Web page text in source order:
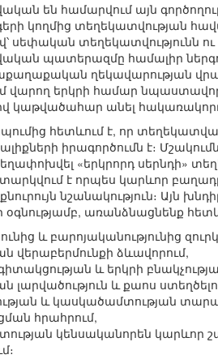
են համարվում այն
կողմից տեղեկատվության
սեփական տեղեկատվությունն
պատերազմը համալիր
ղեկավարության
երկրի համար նպաստավոր
կաթվածահար անել
հետևում է, որ
իրագործումն է։
«երկրորդ սերնդի»
է որպես կարևոր
նշանակություն։ Այն
առանձնացնենք
և բարոյականությունից
վերաբերմունքի ձևավորում,
և երկրի
լարվածություն և քաոս
և կասկածամտության
հրահրում,
կենսականորեն